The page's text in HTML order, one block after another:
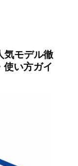
気モデル徹
使い方ガイ